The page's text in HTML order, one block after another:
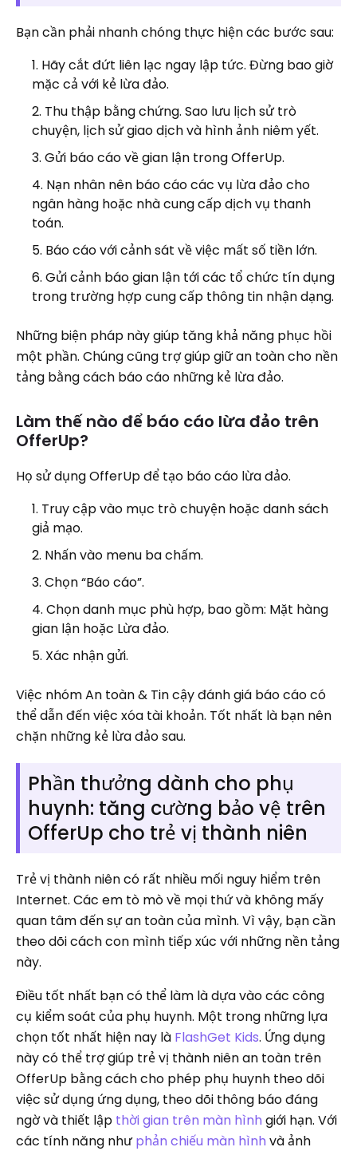
Bạn cần phải nhanh chóng thực hiện các bước sau:
Hãy cắt đứt liên lạc ngay lập tức. Đừng bao giờ
mặc cả với kẻ lừa đảo.
Thu thập bằng chứng. Sao lưu lịch sử trò
chuyện, lịch sử giao dịch và hình ảnh niêm yết.
Gửi báo cáo về gian lận trong OfferUp.
Nạn nhân nên báo cáo các vụ lừa đảo cho
ngân hàng hoặc nhà cung cấp dịch vụ thanh
toán.
Báo cáo với cảnh sát về việc mất số tiền lớn.
Gửi cảnh báo gian lận tới các tổ chức tín dụng
trong trường hợp cung cấp thông tin nhận dạng.
Những biện pháp này giúp tăng khả năng phục hồi
một phần. Chúng cũng trợ giúp giữ an toàn cho nền
tảng bằng cách báo cáo những kẻ lừa đảo.
Làm thế nào để báo cáo lừa đảo trên
OfferUp?
Họ sử dụng OfferUp để tạo báo cáo lừa đảo.
Truy cập vào mục trò chuyện hoặc danh sách
giả mạo.
Nhấn vào menu ba chấm.
Chọn “Báo cáo”.
Chọn danh mục phù hợp, bao gồm: Mặt hàng
gian lận hoặc Lừa đảo.
Xác nhận gửi.
Việc nhóm An toàn & Tin cậy đánh giá báo cáo có
thể dẫn đến việc xóa tài khoản. Tốt nhất là bạn nên
chặn những kẻ lừa đảo sau.
Phần thưởng dành cho phụ
huynh: tăng cường bảo vệ trên
OfferUp cho trẻ vị thành niên
Trẻ vị thành niên có rất nhiều mối nguy hiểm trên
Internet. Các em tò mò về mọi thứ và không mấy
quan tâm đến sự an toàn của mình. Vì vậy, bạn cần
theo dõi cách con mình tiếp xúc với những nền tảng
này.
Điều tốt nhất bạn có thể làm là dựa vào các công
cụ kiểm soát của phụ huynh. Một trong những lựa
chọn tốt nhất hiện nay là FlashGet Kids. Ứng dụng
này có thể trợ giúp trẻ vị thành niên an toàn trên
OfferUp bằng cách cho phép phụ huynh theo dõi
việc sử dụng ứng dụng, theo dõi thông báo đáng
ngờ và thiết lập thời gian trên màn hình giới hạn. Với
các tính năng nhưphản chiếu màn hình và ảnh